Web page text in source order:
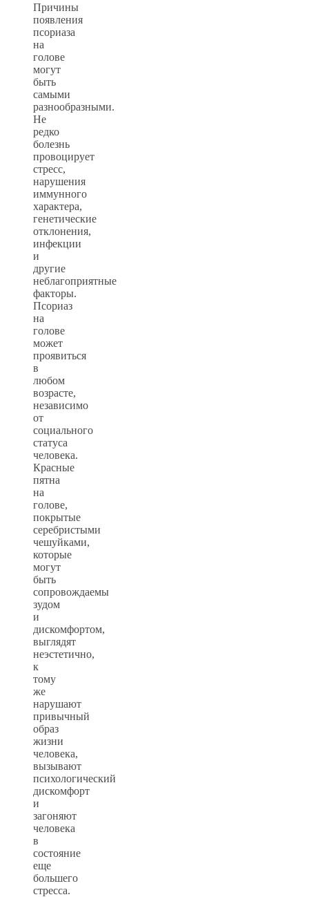
Причины
появления
псориаза
на
голове
могут
быть
самыми
разнообразными.
Не
редко
болезнь
провоцирует
стресс,
нарушения
иммунного
характера,
генетические
отклонения,
инфекции
и
другие
неблагоприятные
факторы.
Псориаз
на
голове
может
проявиться
в
любом
возрасте,
независимо
от
социального
статуса
человека.
Красные
пятна
на
голове,
покрытые
серебристыми
чешуйками,
которые
могут
быть
сопровождаемы
зудом
и
дискомфортом,
выглядят
неэстетично,
к
тому
же
нарушают
привычный
образ
жизни
человека,
вызывают
психологический
дискомфорт
и
загоняют
человека
в
состояние
еще
большего
стресса.